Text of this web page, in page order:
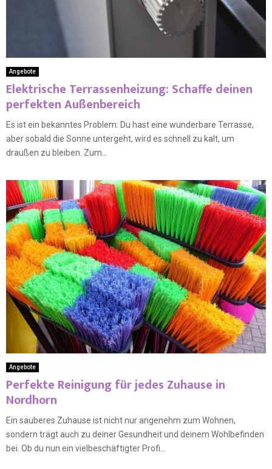
Angebote
Elektrische Terrassenheizung: Schaffe deinen
perfekten Außenbereich
Es ist ein bekanntes Problem: Du hast eine wunderbare Terrasse,
aber sobald die Sonne untergeht, wird es schnell zu kalt, um
draußen zu bleiben. Zum...
Angebote
Perfekte Reinigung für jedes Zuhause in
Nordhorn
Ein sauberes Zuhause ist nicht nur angenehm zum Wohnen,
sondern trägt auch zu deiner Gesundheit und deinem Wohlbefinden
bei. Ob du nun ein vielbeschäftigter Profi...